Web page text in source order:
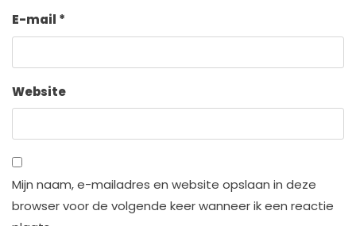
E-mail *
Website
Mijn naam, e-mailadres en website opslaan in deze
browser voor de volgende keer wanneer ik een reactie